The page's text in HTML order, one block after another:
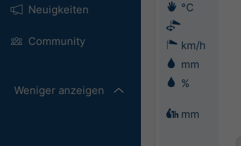
Neuigkeiten
Community
Weniger anzeigen
°C
km/h
mm
%
mm